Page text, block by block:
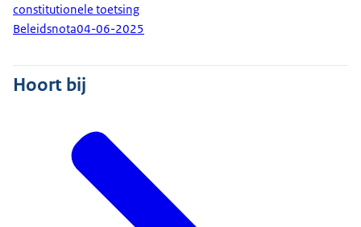
constitutionele toetsing
Beleidsnota04-06-2025
Hoort bij